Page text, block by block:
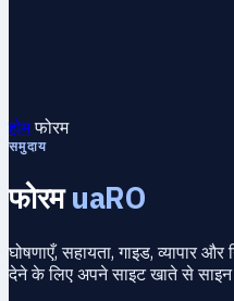
होम फोरम
समुदाय
फोरमuaRO
घोषणाएँ, सहायता, गाइड, व्यापार
देने के लिए अपने साइट खाते से